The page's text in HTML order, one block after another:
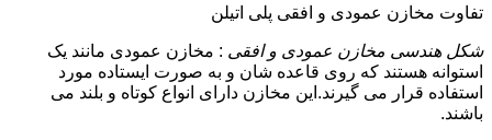
تفاوت مخازن عمودی و افقی پلی اتیلن
شکل هندسی مخازن عمودی و افقی : مخازن عمودی مانند یک
استوانه هستند که روی قاعده شان و به صورت ایستاده مورد
استفاده قرار می گیرند.این مخازن دارای انواع کوتاه و بلند می
باشند.